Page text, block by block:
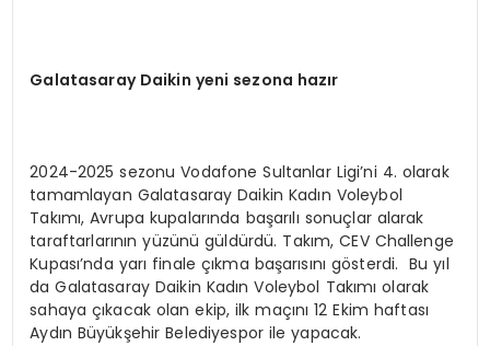
Galatasaray Daikin yeni sezona hazır
2024-2025 sezonu Vodafone Sultanlar Ligi’ni 4. olarak
tamamlayan Galatasaray Daikin Kadın Voleybol
Takımı, Avrupa kupalarında başarılı sonuçlar alarak
taraftarlarının yüzünü güldürdü. Takım, CEV Challenge
Kupası’nda yarı finale çıkma başarısını gösterdi. Bu yıl
da Galatasaray Daikin Kadın Voleybol Takımı olarak
sahaya çıkacak olan ekip, ilk maçını 12 Ekim haftası
Aydın Büyükşehir Belediyespor ile yapacak.